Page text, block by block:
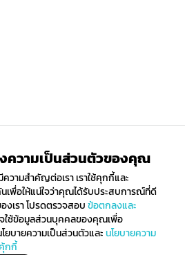
องความเป็นส่วนตัวของคุณ
ามสำคัญต่อเรา เราใช้คุกกี้และ
เพื่อให้แน่ใจว่าคุณได้รับประสบการณ์ที่ดี
เรา โปรดตรวจสอบข้อตกลงและ
ใช้ข้อมูลส่วนบุคคลของคุณเพื่อ
ยบายความเป็นส่วนตัวและนโยบายความ
กกี้